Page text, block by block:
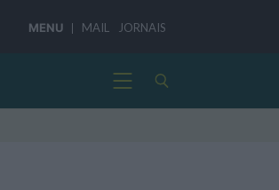
MENU MAIL JORNAIS